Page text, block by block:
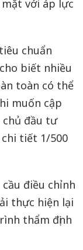
với áp lực
chuẩn
biết nhiều
toàn có thể
muốn cập
chủ đầu tư
tiết 1/500
điều chỉnh
thực hiện lại
thẩm định